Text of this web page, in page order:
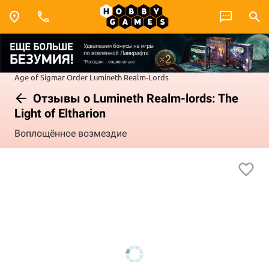
Age of SigmarOrder Lumineth Realm-Lords
Отзывы о Lumineth Realm-lords: The
Light of Eltharion
Воплощённое возмездие